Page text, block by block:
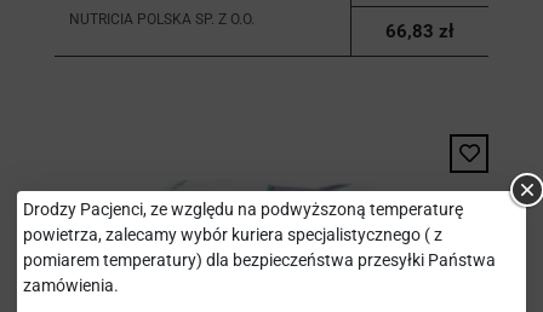
NUTRICIA POLSKA SP. Z O.O.
66,83 zł
Drodzy Pacjenci, ze względu na podwyższoną temperaturę
powietrza, zalecamy wybór kuriera specjalistycznego ( z
pomiarem temperatury) dla bezpieczeństwa przesyłki Państwa
zamówienia.